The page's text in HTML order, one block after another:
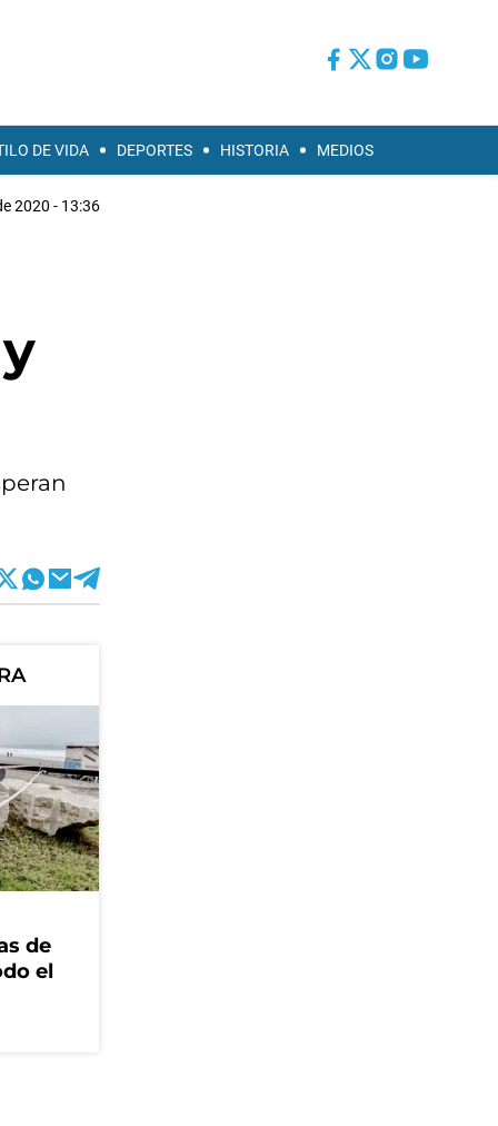
DE VIDA DEPORTES HISTORIA MEDIOS
2020 - 13:36
de
el